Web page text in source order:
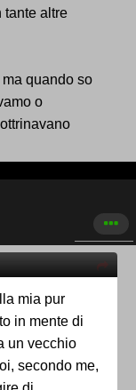
tante altre
quando so
o
mia pur
in mente di
un vecchio
secondo me,